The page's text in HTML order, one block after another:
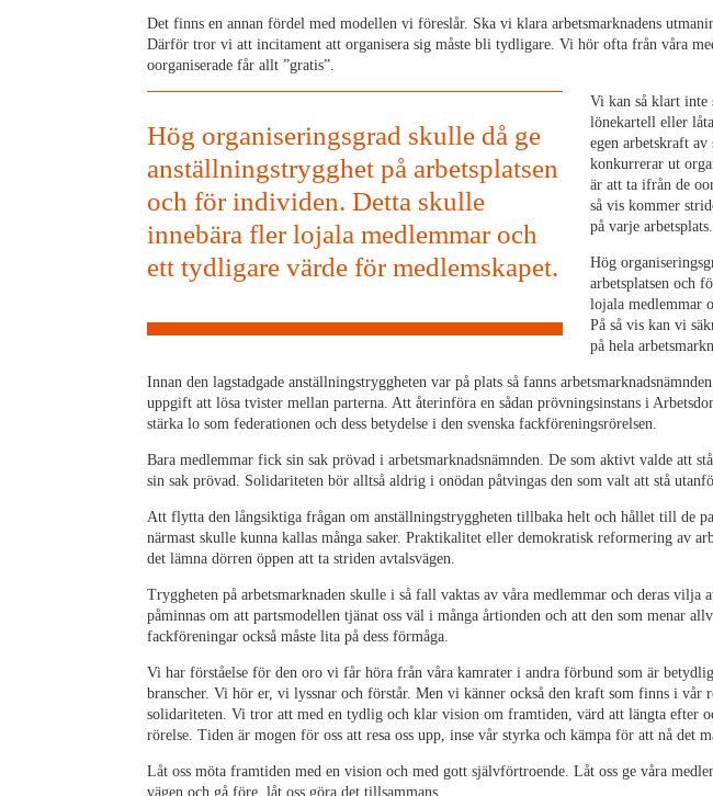
Det finns en annan fördel med modellen vi föreslår. Ska vi klara arbetsmarknadens
Därför tror vi att incitament att organisera sig måste bli tydligare. Vi hör ofta från våra
oorganiserade får allt ”gratis”.
Hög organiseringsgrad skulle då ge
anställningstrygghet på arbetsplatsen
och för individen. Detta skulle
innebära fler lojala medlemmar och
ett tydligare värde för medlemskapet.
Vi kan så klart inte
lönekartell eller
egen arbetskraft
konkurrerar ut
är att ta ifrån de
så vis kommer
på varje arbetsplats.
Hög
arbetsplatsen och
lojala medlemmar
På så vis kan vi
på hela
Innan den lagstadgade anställningstryggheten var på plats så fanns
uppgift att lösa tvister mellan parterna. Att återinföra en sådan prövningsinstans i
stärka lo som federationen och dess betydelse i den svenska fackföreningsrörelsen.
Bara medlemmar fick sin sak prövad i arbetsmarknadsnämnden. De som aktivt valde att
sin sak prövad. Solidariteten bör alltså aldrig i onödan påtvingas den som valt att stå
Att flytta den långsiktiga frågan om anställningstryggheten tillbaka helt och hållet till de
närmast skulle kunna kallas många saker. Praktikalitet eller demokratisk reformering av
det lämna dörren öppen att ta striden avtalsvägen.
Tryggheten på arbetsmarknaden skulle i så fall vaktas av våra medlemmar och deras
påminnas om att partsmodellen tjänat oss väl i många årtionden och att den som menar
fackföreningar också måste lita på dess förmåga.
Vi har förståelse för den oro vi får höra från våra kamrater i andra förbund som är
branscher. Vi hör er, vi lyssnar och förstår. Men vi känner också den kraft som finns i vår
solidariteten. Vi tror att med en tydlig och klar vision om framtiden, värd att längta efter
rörelse. Tiden är mogen för oss att resa oss upp, inse vår styrka och kämpa för att nå det
Låt oss möta framtiden med en vision och med gott självförtroende. Låt oss ge våra
vägen och gå före, låt oss göra det tillsammans.